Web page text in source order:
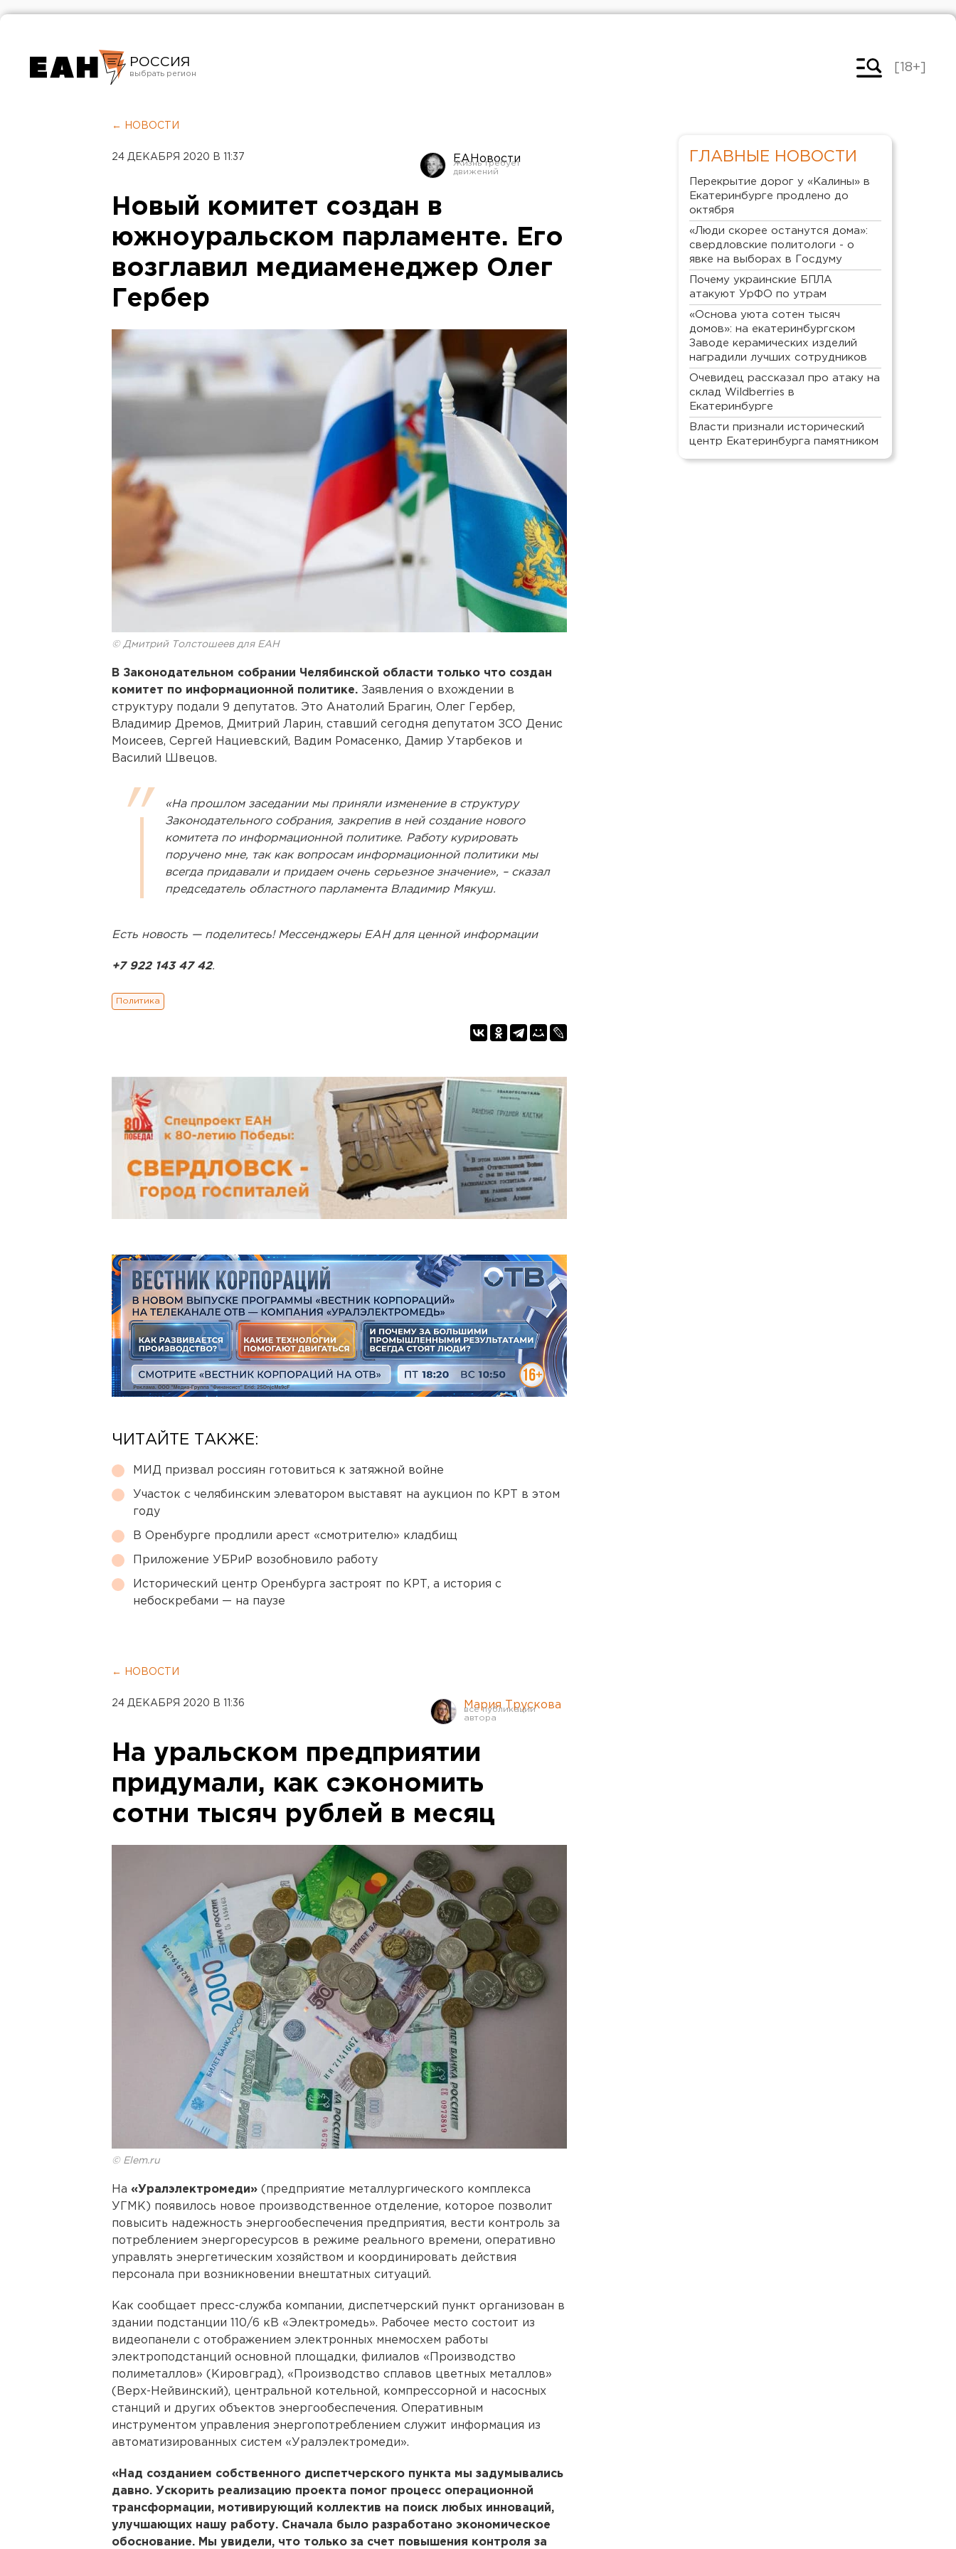
РОССИЯ
Челябинск
[18+]
← НОВОСТИ
24 ДЕКАБРЯ 2020 В 11:37 ЕАНовости
Новый комитет создан в
южноуральском парламенте. Его
возглавил медиаменеджер Олег
Гербер
© Дмитрий Толстошеев для ЕАН
В Законодательном собрании Челябинской области только что создан
комитет по информационной политике. Заявления о вхождении в
структуру подали 9 депутатов. Это Анатолий Брагин, Олег Гербер,
Владимир Дремов, Дмитрий Ларин, ставший сегодня депутатом ЗСО Денис
Моисеев, Сергей Нациевский, Вадим Ромасенко, Дамир Утарбеков и
Василий Швецов.
«На прошлом заседании мы приняли изменение в структуру
Законодательного собрания, закрепив в ней создание нового
комитета по информационной политике. Работу курировать
поручено мне, так как вопросам информационной политики мы
всегда придавали и придаем очень серьезное значение», – сказал
председатель областного парламента Владимир Мякуш.
Есть новость — поделитесь! Мессенджеры ЕАН для ценной информации
+7 922 143 47 42.
Политика
ЧИТАЙТЕ ТАКЖЕ:
МИД призвал россиян готовиться к затяжной войне
Участок с челябинским элеватором выставят на аукцион по КРТ в этом
году
В Оренбурге продлили арест «смотрителю» кладбищ
Приложение УБРиР возобновило работу
Исторический центр Оренбурга застроят по КРТ, а история с
небоскребами — на паузе
← НОВОСТИ
24 ДЕКАБРЯ 2020 В 11:36 Мария Трускова
На уральском предприятии
придумали, как сэкономить
сотни тысяч рублей в месяц
© Elem.ru
На «Уралэлектромеди» (предприятие металлургического комплекса
УГМК) появилось новое производственное отделение, которое позволит
повысить надежность энергообеспечения предприятия, вести контроль за
потреблением энергоресурсов в режиме реального времени, оперативно
управлять энергетическим хозяйством и координировать действия
персонала при возникновении внештатных ситуаций.
Как сообщает пресс-служба компании, диспетчерский пункт организован в
здании подстанции 110/6 кВ «Электромедь». Рабочее место состоит из
видеопанели с отображением электронных мнемосхем работы
электроподстанций основной площадки, филиалов «Производство
полиметаллов» (Кировград), «Производство сплавов цветных металлов»
(Верх-Нейвинский), центральной котельной, компрессорной и насосных
станций и других объектов энергообеспечения. Оперативным
инструментом управления энергопотреблением служит информация из
автоматизированных систем «Уралэлектромеди».
«Над созданием собственного диспетчерского пункта мы задумывались
давно. Ускорить реализацию проекта помог процесс операционной
трансформации, мотивирующий коллектив на поиск любых инноваций,
улучшающих нашу работу. Сначала было разработано экономическое
обоснование. Мы увидели, что только за счет повышения контроля за
ГЛАВНЫЕ НОВОСТИ
Перекрытие дорог у «Калины» в
Екатеринбурге продлено до
октября
«Люди скорее останутся дома»:
свердловские политологи - о
явке на выборах в Госдуму
Почему украинские БПЛА
атакуют УрФО по утрам
«Основа уюта сотен тысяч
домов»: на екатеринбургском
Заводе керамических изделий
наградили лучших сотрудников
Очевидец рассказал про атаку на
склад Wildberries в
Екатеринбурге
Власти признали исторический
центр Екатеринбурга памятником